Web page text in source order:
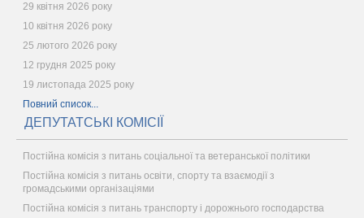
29 квітня 2026 року
10 квітня 2026 року
25 лютого 2026 року
12 грудня 2025 року
19 листопада 2025 року
Повний список...
ДЕПУТАТСЬКІ КОМІСІЇ
Постійна комісія з питань соціальної та ветеранської політики
Постійна комісія з питань освіти, спорту та взаємодії з
громадськими організаціями
Постійна комісія з питань транспорту і дорожнього господарства